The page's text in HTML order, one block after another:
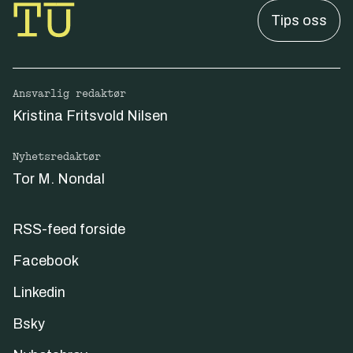
Tips oss
Ansvarlig redaktør
Kristina Fritsvold Nilsen
Nyhetsredaktør
Tor M. Nondal
RSS-feed forside
Facebook
Linkedin
Bsky